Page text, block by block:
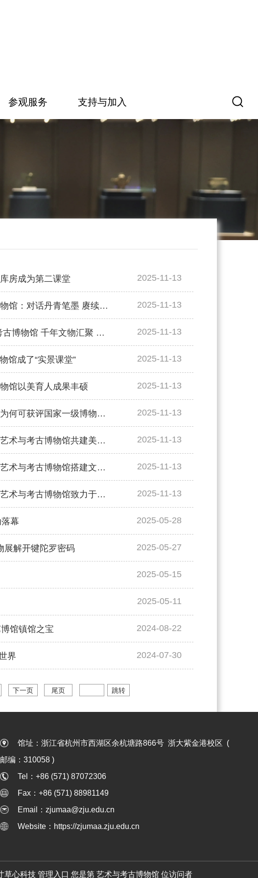
参观服务 支持与加入
房成为第二课堂 2025-11-13
新华社 | 【校馆弦歌】浙江大学艺术与考古博物馆：对话丹青笔墨 赓续中华文脉 2025-11-13
央视新闻直播间 | 校馆弦歌·浙江大学艺术与考古博物馆 千年文物汇聚 青春力量接续文化传承 2025-11-13
馆成了“实景课堂” 2025-11-13
馆以美育人成果丰硕 2025-11-13
中国新闻网 | （校馆弦歌）浙大里的艺博馆，为何可获评国家一级博物馆？ 2025-11-13
人民日报 | 校馆弦歌之浙江大学③：浙江大学艺术与考古博物馆共建美育新图景 2025-11-13
人民日报 | 校馆弦歌之浙江大学②：浙江大学艺术与考古博物馆搭建文明对话之桥 2025-11-13
人民日报 | 校馆弦歌之浙江大学①：浙江大学艺术与考古博物馆致力于打造“没有围墙的大学校” 2025-11-13
幕 2025-05-28
展解开犍陀罗密码 2025-05-27
2025-05-15
2025-05-11
馆镇馆之宝 2024-08-22
界 2024-07-30
下一页 尾页 跳转
馆址： 浙江省杭州市西湖区余杭塘路866号 浙大紫金港校区 (
邮编：310058 )
Tel： +86 (571) 87072306
Fax： +86 (571) 88981149
Email： zjumaa@zju.edu.cn
Website： https://zjumaa.zju.edu.cn
草心科技 管理入口 您是第 艺术与考古博物馆 位访问者